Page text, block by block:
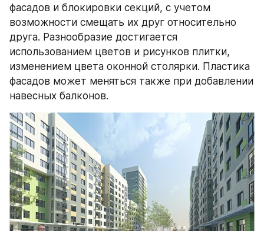
фасадов и блокировки секций, с учетом
возможности смещать их друг относительно
друга. Разнообразие достигается
использованием цветов и рисунков плитки,
изменением цвета оконной столярки. Пластика
фасадов может меняться также при добавлении
навесных балконов.